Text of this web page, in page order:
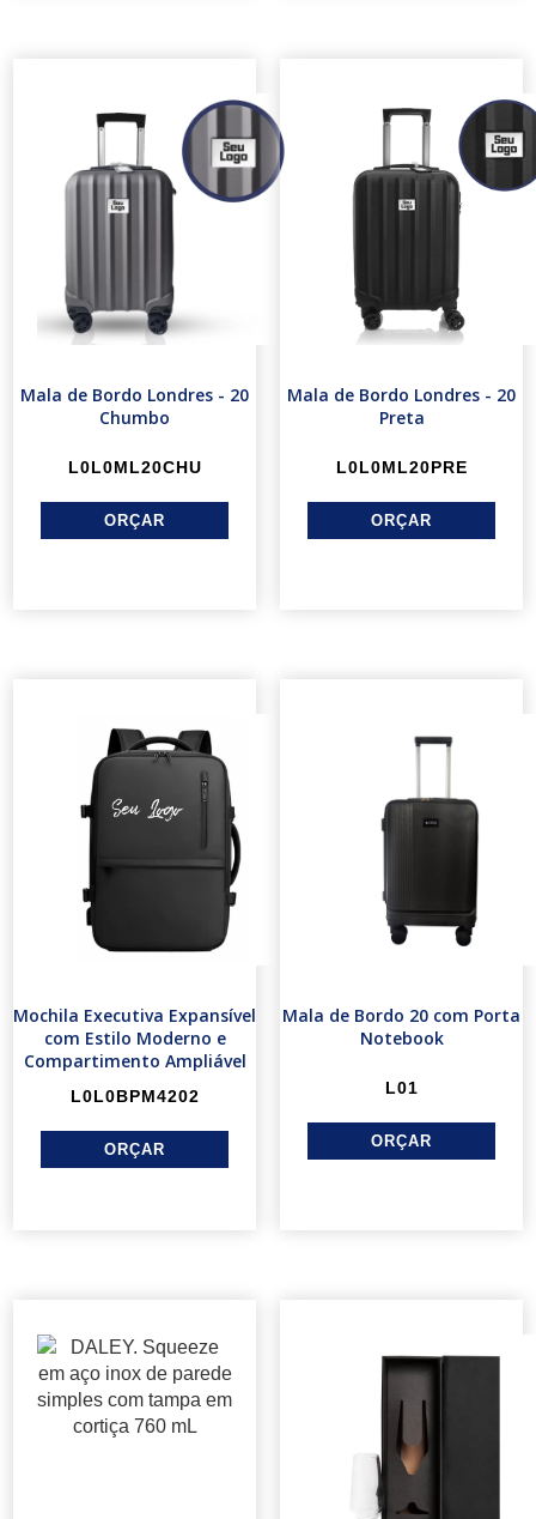
Mala de Bordo Londres - 20
Chumbo
L0L0ML20CHU
Mala de Bordo Londres - 20
Preta
L0L0ML20PRE
Mochila Executiva Expansível
com Estilo Moderno e
Compartimento Ampliável
L0L0BPM4202
Mala de Bordo 20 com Porta
Notebook
L01